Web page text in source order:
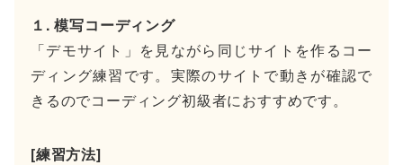
１. 模写コーディング
「デモサイト」を見ながら同じサイトを作るコー
ディング練習です。実際のサイトで動きが確認で
きるのでコーディング初級者におすすめです。
[練習方法]